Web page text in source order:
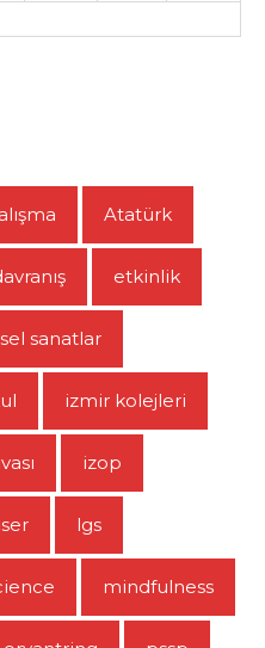
Atatürk
etkinlik
sanatlar
izmir kolejleri
izop
lgs
mindfulness